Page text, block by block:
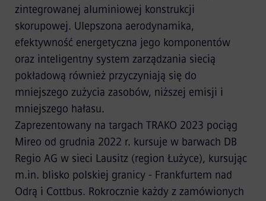
zintegrowanej aluminiowej konstrukcji
skorupowej. Ulepszona aerodynamika,
efektywność energetyczna jego komponentów
oraz inteligentny system zarządzania siecią
pokładową również przyczyniają się do
mniejszego zużycia zasobów, niższej emisji i
mniejszego hałasu.
Zaprezentowany na targach TRAKO 2023 pociąg
Mireo od grudnia 2022 r. kursuje w barwach DB
Regio AG w sieci Lausitz (region Łużyce), kursując
m.in. blisko polskiej granicy - Frankfurtem nad
Odrą i Cottbus. Rokrocznie każdy z zamówionych